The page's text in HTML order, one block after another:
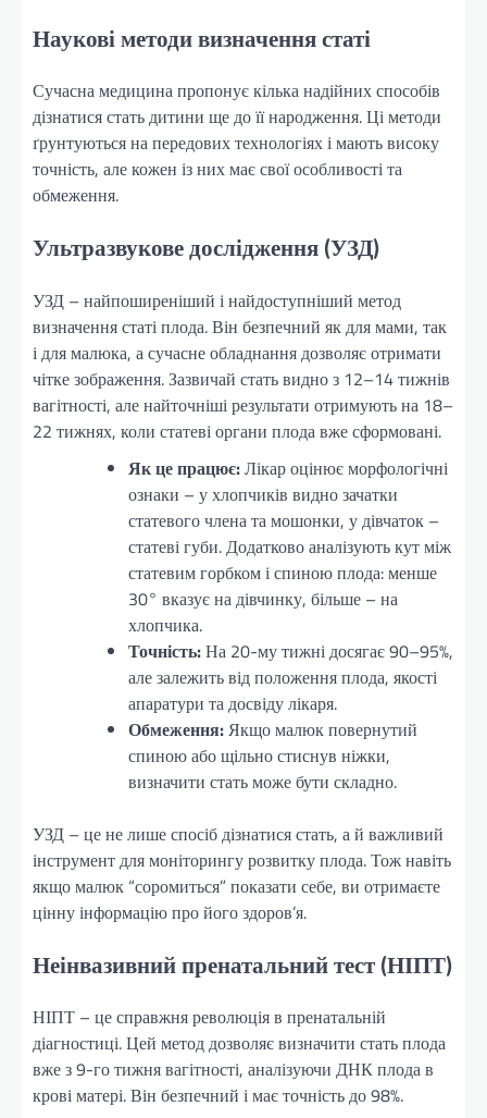
Наукові методи визначення статі
Сучасна медицина пропонує кілька надійних способів
дізнатися стать дитини ще до її народження. Ці методи
ґрунтуються на передових технологіях і мають високу
точність, але кожен із них має свої особливості та
обмеження.
Ультразвукове дослідження (УЗД)
УЗД – найпоширеніший і найдоступніший метод
визначення статі плода. Він безпечний як для мами, так
і для малюка, а сучасне обладнання дозволяє отримати
чітке зображення. Зазвичай стать видно з 12–14 тижнів
вагітності, але найточніші результати отримують на 18–
22 тижнях, коли статеві органи плода вже сформовані.
Як це працює:Лікар оцінює морфологічні
ознаки – у хлопчиків видно зачатки
статевого члена та мошонки, у дівчаток –
статеві губи. Додатково аналізують кут між
статевим горбком і спиною плода: менше
30° вказує на дівчинку, більше – на
хлопчика.
Точність:На 20-му тижні досягає 90–95%,
але залежить від положення плода, якості
апаратури та досвіду лікаря.
Обмеження:Якщо малюк повернутий
спиною або щільно стиснув ніжки,
визначити стать може бути складно.
УЗД – це не лише спосіб дізнатися стать, а й важливий
інструмент для моніторингу розвитку плода. Тож навіть
якщо малюк “соромиться” показати себе, ви отримаєте
цінну інформацію про його здоров’я.
Неінвазивний пренатальний тест (НІПТ)
НІПТ – це справжня революція в пренатальній
діагностиці. Цей метод дозволяє визначити стать плода
вже з 9-го тижня вагітності, аналізуючи ДНК плода в
крові матері. Він безпечний і має точність до 98%.